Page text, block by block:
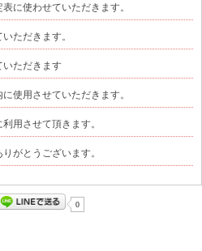
に使わせていただきます。
ただきます。
いただきます
使用させていただきます。
用させて頂きます。
がとうございます。
0